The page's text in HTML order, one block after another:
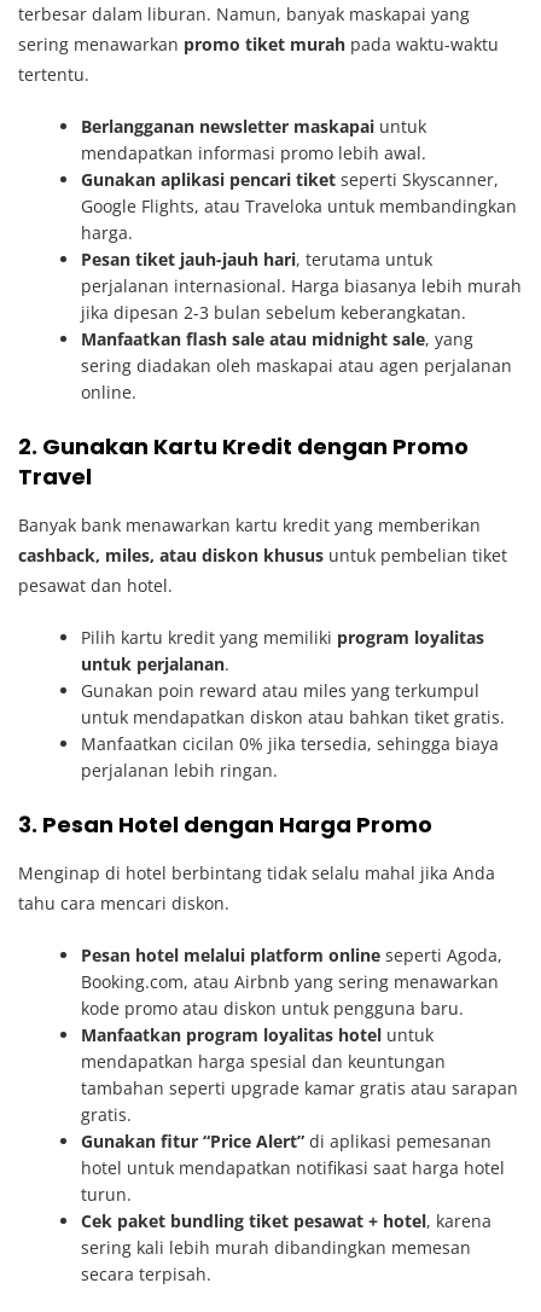
terbesar dalam liburan. Namun, banyak maskapai yang
sering menawarkan promo tiket murah pada waktu-waktu
tertentu.
Berlangganan newsletter maskapai untuk
mendapatkan informasi promo lebih awal.
Gunakan aplikasi pencari tiket seperti Skyscanner,
Google Flights, atau Traveloka untuk membandingkan
harga.
Pesan tiket jauh-jauh hari, terutama untuk
perjalanan internasional. Harga biasanya lebih murah
jika dipesan 2-3 bulan sebelum keberangkatan.
Manfaatkan flash sale atau midnight sale, yang
sering diadakan oleh maskapai atau agen perjalanan
online.
2. Gunakan Kartu Kredit dengan Promo
Travel
Banyak bank menawarkan kartu kredit yang memberikan
cashback, miles, atau diskon khusus untuk pembelian tiket
pesawat dan hotel.
Pilih kartu kredit yang memiliki program loyalitas
untuk perjalanan.
Gunakan poin reward atau miles yang terkumpul
untuk mendapatkan diskon atau bahkan tiket gratis.
Manfaatkan cicilan 0% jika tersedia, sehingga biaya
perjalanan lebih ringan.
3. Pesan Hotel dengan Harga Promo
Menginap di hotel berbintang tidak selalu mahal jika Anda
tahu cara mencari diskon.
Pesan hotel melalui platform online seperti Agoda,
Booking.com, atau Airbnb yang sering menawarkan
kode promo atau diskon untuk pengguna baru.
Manfaatkan program loyalitas hotel untuk
mendapatkan harga spesial dan keuntungan
tambahan seperti upgrade kamar gratis atau sarapan
gratis.
Gunakan fitur “Price Alert” di aplikasi pemesanan
hotel untuk mendapatkan notifikasi saat harga hotel
turun.
Cek paket bundling tiket pesawat + hotel, karena
sering kali lebih murah dibandingkan memesan
secara terpisah.